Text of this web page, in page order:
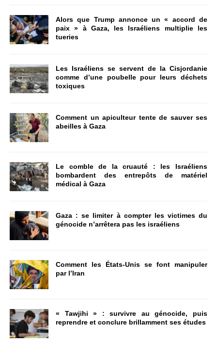
Alors que Trump annonce un « accord de
paix » à Gaza, les Israéliens multiplie les
tueries
Les Israéliens se servent de la Cisjordanie
comme d’une poubelle pour leurs déchets
toxiques
Comment un apiculteur tente de sauver ses
abeilles à Gaza
Le comble de la cruauté : les Israéliens
bombardent des entrepôts de matériel
médical à Gaza
Gaza : se limiter à compter les victimes du
génocide n’arrêtera pas les israéliens
Comment les États-Unis se font manipuler
par l’Iran
« Tawjihi » : survivre au génocide, puis
reprendre et conclure brillamment ses études